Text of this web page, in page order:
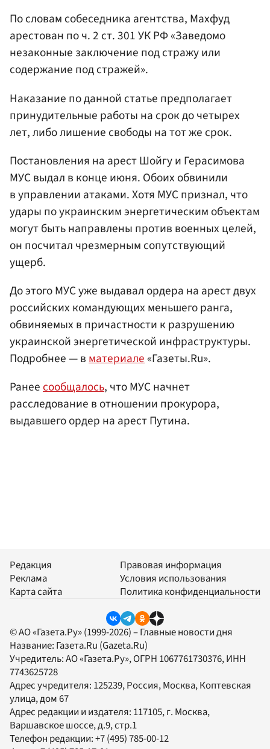
По словам собеседника агентства, Махфуд
арестован по ч. 2 ст. 301 УК РФ «Заведомо
незаконные заключение под стражу или
содержание под стражей».
Наказание по данной статье предполагает
принудительные работы на срок до четырех
лет, либо лишение свободы на тот же срок.
Постановления на арест Шойгу и Герасимова
МУС выдал в конце июня. Обоих обвинили
в управлении атаками. Хотя МУС признал, что
удары по украинским энергетическим объектам
могут быть направлены против военных целей,
он посчитал чрезмерным сопутствующий
ущерб.
До этого МУС уже выдавал ордера на арест двух
российских командующих меньшего ранга,
обвиняемых в причастности к разрушению
украинской энергетической инфраструктуры.
Подробнее — вматериале«Газеты.Ru».
Ранеесообщалось, что МУС начнет
расследование в отношении прокурора,
выдавшего ордер на арест Путина.
Редакция
Реклама
Карта сайта
Правовая информация
Условия использования
Политика конфиденциальности
© АО «Газета.Ру» (1999-2026) – Главные новости дня
Название: Газета.Ru (Gazeta.Ru)
Учредитель:АО «Газета.Ру», ОГРН 1067761730376, ИНН
7743625728
Адрес учредителя: 125239, Россия, Москва, Коптевская
улица, дом 67
Адрес редакции и издателя: 117105, г. Москва,
Варшавское шоссе, д.9, стр.1
Телефон редакции:+7 (495) 785-00-12